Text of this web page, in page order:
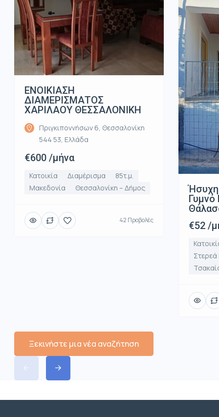
ΕΝΟΙΚΙΑΣΗ
ΔΙΑΜΕΡΙΣΜΑΤΟΣ
ΧΑΡΙΛΑΟΥ ΘΕΣΣΑΛΟΝΙΚΗ
Πριγκιποννήσων 6, Θεσσαλονίκη
544 53, Ελλάδα
€600 /μήνα
Κατοικία Διαμέρισμα
85τ.μ.
Μακεδονία
Θεσσαλονίκη – Δήμος
42 Προβολές
Γυμνό
€52 /
Ξεκινήστε μια νέα αναζήτηση